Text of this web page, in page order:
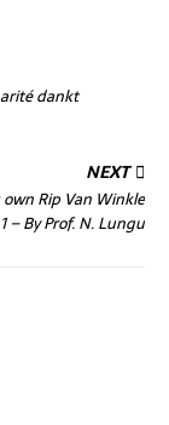
dankt
NEXT
Rip Van Winkle
– By Prof. N. Lungu